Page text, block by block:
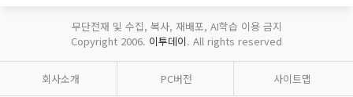
무단전재 및 수집, 복사, 재배포, AI학습 이용 금지
Copyright 2006. 이투데이. All rights reserved
회사소개 PC버전 사이트맵